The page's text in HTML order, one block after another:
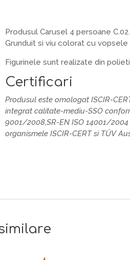
Produsul Carusel 4 persoane
Grunduit si viu colorat cu
Figurinele sunt realizate din
Certificari
Produsul este omologat ISCIR-
integrat calitate-mediu-SSO
9001/2008,SR-EN ISO 14001/
organismele ISCIR-CERT si TŰV